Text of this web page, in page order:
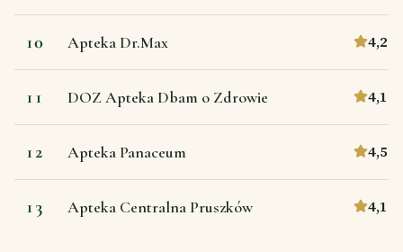
10 Apteka Dr.Max 4,2
11 DOZ Apteka Dbam o Zdrowie 4,1
12 Apteka Panaceum 4,5
13 Apteka Centralna Pruszków 4,1